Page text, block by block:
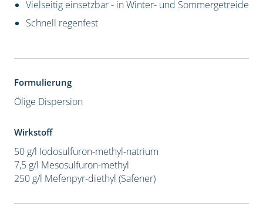
Vielseitig einsetzbar - in Winter- und Sommergetreide
Schnell regenfest
Formulierung
Ölige Dispersion
Wirkstoff
50 g/l Iodosulfuron-methyl-natrium
7,5 g/l Mesosulfuron-methyl
250 g/l Mefenpyr-diethyl (Safener)